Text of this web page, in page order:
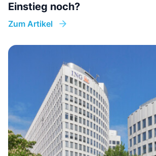
Einstieg noch?
Zum Artikel